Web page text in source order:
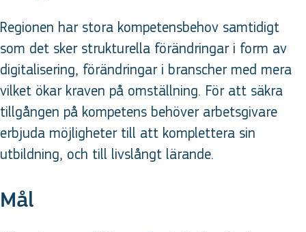
Regionen har stora kompetensbehov samtidigt
som det sker strukturella förändringar i form av
digitalisering, förändringar i branscher med mera
vilket ökar kraven på omställning. För att säkra
tillgången på kompetens behöver arbetsgivare
erbjuda möjligheter till att komplettera sin
utbildning, och till livslångt lärande.
Mål